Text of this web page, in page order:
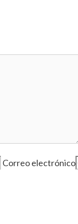
Correo electrónico